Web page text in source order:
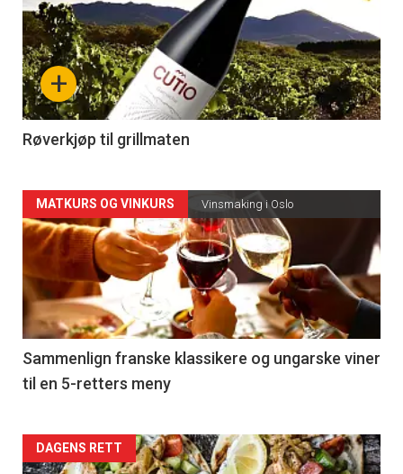
akkurat
nå
-
4
+
Røverkjøp til grillmaten
Forsiden
akkurat
nå
-
5
MATKURS OG VINKURS Vinsmaking i Oslo
Sammenlign franske klassikere og ungarske viner
til en 5-retters meny
Forsiden
DAGENS RETT